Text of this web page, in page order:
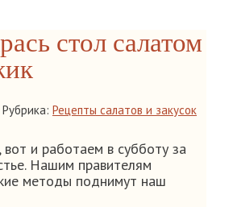
стол салатом
Рубрика: Рецепты салатов и закусок
вот и работаем в субботу за
Нашим правителям
методы поднимут наш